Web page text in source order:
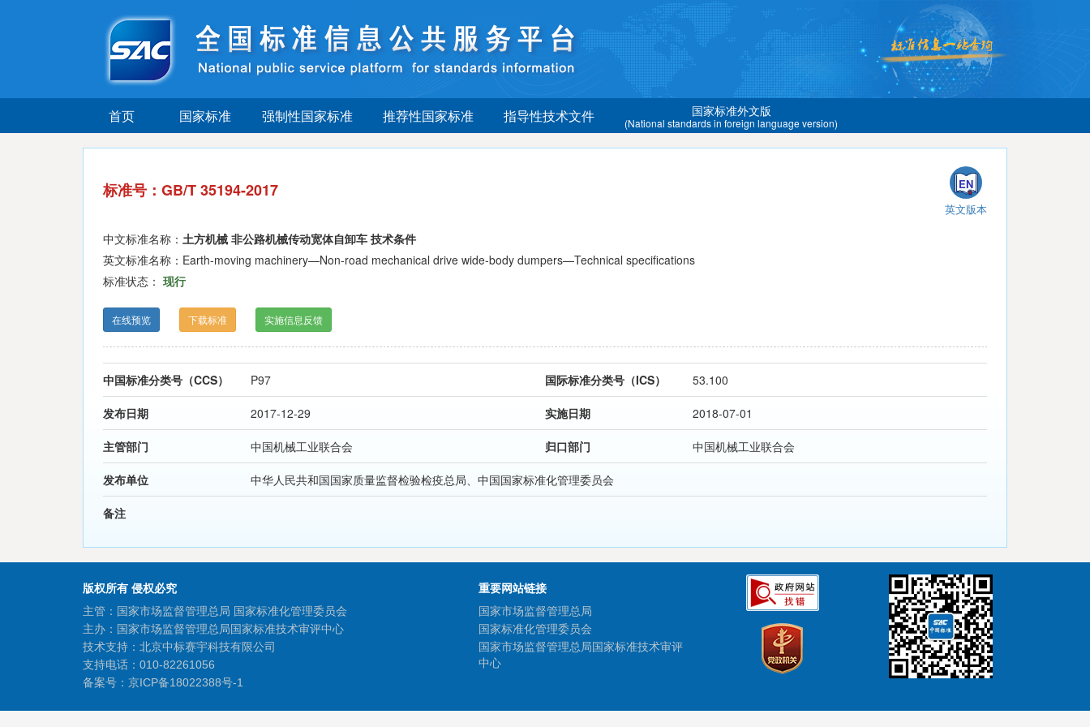
首页 国家标准 强制性国家标准 推荐性国家标准 指导性技术文件 国家标准外文版
(National standards in foreign language version)
标准号：GB/T 35194-2017
EN
英文版本
中文标准名称： 土方机械 非公路机械传动宽体自卸车 技术条件
英文标准名称：Earth-moving machinery—Non-road mechanical drive wide-body dumpers—Technical specifications
标准状态： 现行
在线预览 下载标准 实施信息反馈
中国标准分类号（CCS） P97 国际标准分类号（ICS） 53.100
发布日期 2017-12-29 实施日期 2018-07-01
主管部门 中国机械工业联合会 归口部门 中国机械工业联合会
发布单位 中华人民共和国国家质量监督检验检疫总局、中国国家标准化管理委员会
备注
版权所有 侵权必究
主管：国家市场监督管理总局 国家标准化管理委员会
主办：国家市场监督管理总局国家标准技术审评中心
技术支持：北京中标赛宇科技有限公司
支持电话：010-82261056
备案号： 京ICP备18022388号-1
重要网站链接
国家市场监督管理总局
国家标准化管理委员会
国家市场监督管理总局国家标准技术审评
中心